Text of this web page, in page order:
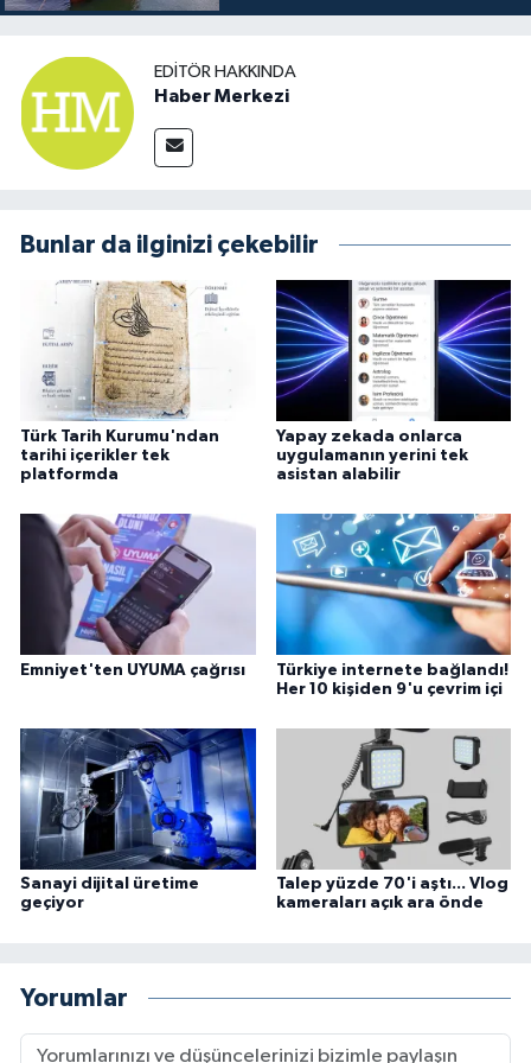
EDITÖR HAKKINDA
Haber Merkezi
Bunlar da ilginizi çekebilir
Türk Tarih Kurumu'ndan
tarihi içerikler tek
platformda
Yapay zekada onlarca
uygulamanın yerini tek
asistan alabilir
Emniyet'ten UYUMA çağrısı
Türkiye internete bağlandı!
Her 10 kişiden 9'u çevrim içi
Sanayi dijital üretime
geçiyor
Talep yüzde 70'i aştı... Vlog
kameraları açık ara önde
Yorumlar